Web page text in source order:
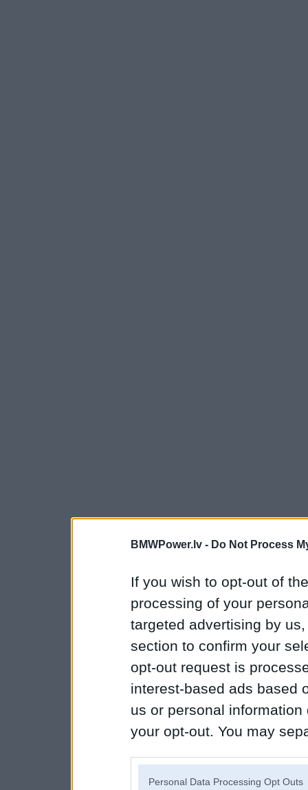
BMWPower.lv - Do Not Process
If you wish to opt-out of
processing of your
targeted advertising by
section to confirm your
opt-out request is
interest-based ads based
us or personal
your opt-out. You may
Personal Data Processing Opt Outs